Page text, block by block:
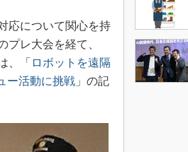
応について関心を持
プレ大会を経て、
、「 ロボットを遠隔
ー活動に挑戦 」の記